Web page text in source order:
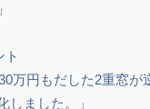
ト
万円もだした2重窓が
しました。」